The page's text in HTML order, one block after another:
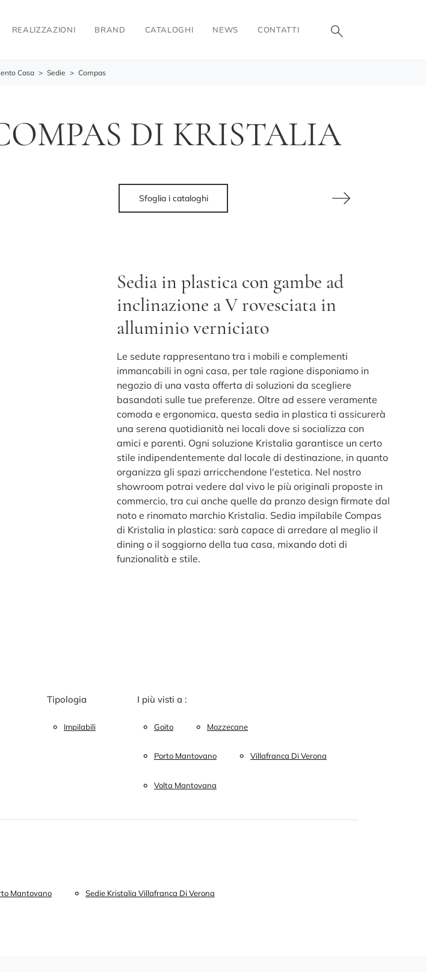
REALIZZAZIONI BRAND CATALOGHI NEWS CONTATTI
Casa > Sedie > Compas
DI KRISTALIA
Sfoglia i cataloghi
Sedia in plastica con gambe ad
inclinazione a V rovesciata in
alluminio verniciato
Le sedute rappresentano tra i mobili e complementi
immancabili in ogni casa, per tale ragione disponiamo in
negozio di una vasta offerta di soluzioni da scegliere
basandoti sulle tue preferenze. Oltre ad essere veramente
comoda e ergonomica, questa sedia in plastica ti assicurerà
una serena quotidianità nei locali dove si socializza con
amici e parenti. Ogni soluzione Kristalia garantisce un certo
stile indipendentemente dal locale di destinazione, in quanto
organizza gli spazi arricchendone l'estetica. Nel nostro
showroom potrai vedere dal vivo le più originali proposte in
commercio, tra cui anche quelle da pranzo design firmate dal
noto e rinomato marchio Kristalia. Sedia impilabile Compas
di Kristalia in plastica: sarà capace di arredare al meglio il
dining o il soggiorno della tua casa, mixando doti di
funzionalità e stile.
Tipologia
Impilabili
I più visti a :
Goito Mozzecane
Porto Mantovano Villafranca Di Verona
Volta Mantovana
Mantovano Sedie Kristalia Villafranca Di Verona